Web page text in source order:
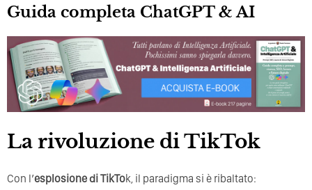
Guida completa ChatGPT & AI
La rivoluzione di TikTok
Con l’esplosione di TikTok, il paradigma si è ribaltato: